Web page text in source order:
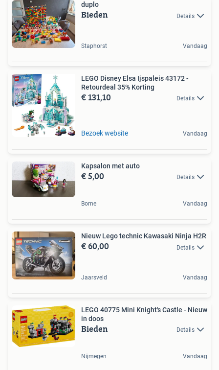
duplo
Bieden Details
Staphorst Vandaag
LEGO Disney Elsa Ijspaleis 43172 -
Retourdeal 35% Korting
€ 131,10 Details
Bezoek website Vandaag
Kapsalon met auto
€ 5,00 Details
Borne Vandaag
Nieuw Lego technic Kawasaki Ninja H2R
€ 60,00 Details
Jaarsveld Vandaag
LEGO 40775 Mini Knight's Castle - Nieuw
in doos
Bieden Details
Nijmegen Vandaag